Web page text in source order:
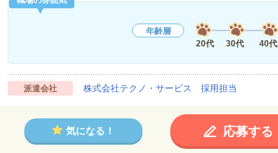
年齢層
20代
30代 40代
派遣会社 株式会社テクノ・サービス 採用担当
気になる！ 応募する